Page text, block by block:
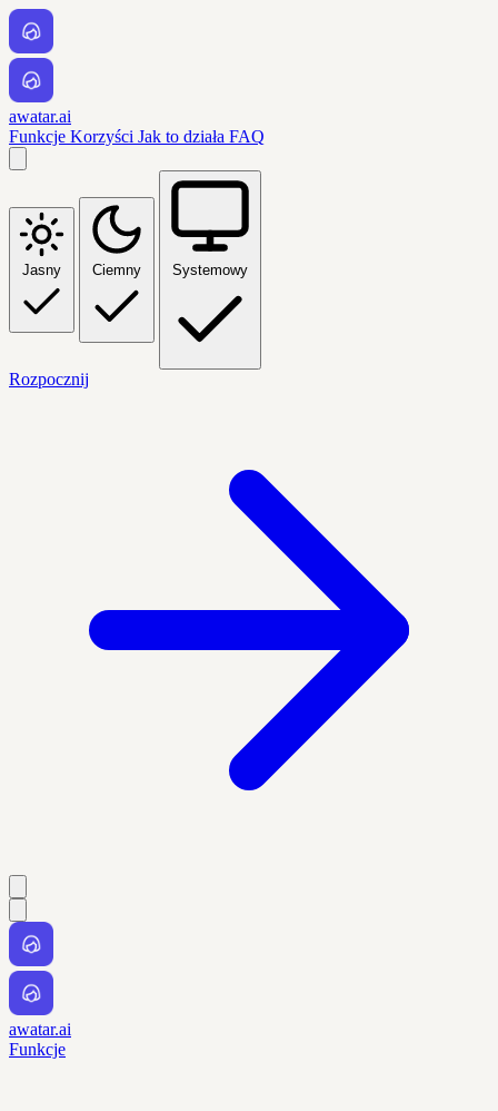
awatar.ai
Funkcje Korzyści Jak to działa FAQ
Jasny Ciemny Systemowy
Rozpocznij
awatar.ai
Funkcje